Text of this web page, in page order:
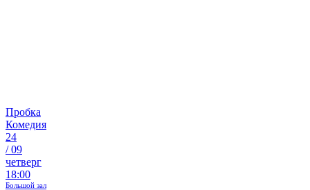
Пробка
Комедия
24
/09
четверг
18:00
Большой зал